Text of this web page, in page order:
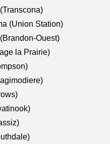
(Union Station)
Ouest)
la Prairie)